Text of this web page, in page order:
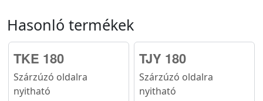
Hasonló termékek
TKE 180
Szárzúzó oldalra
nyitható
TJY 180
Szárzúzó oldalra
nyitható